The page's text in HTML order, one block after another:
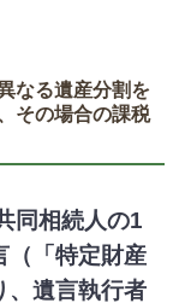
なる遺産分割を
その場合の課税
同相続人の1
（「特定財産
、遺言執行者